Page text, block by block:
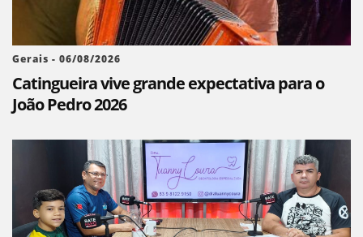
Gerais - 06/08/2026
Catingueira vive grande expectativa para o
João Pedro 2026